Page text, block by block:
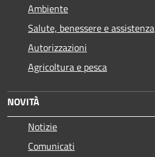
Ambiente
Salute, benessere e assistenza
Autorizzazioni
Agricoltura e pesca
NOVITÀ
Notizie
Comunicati